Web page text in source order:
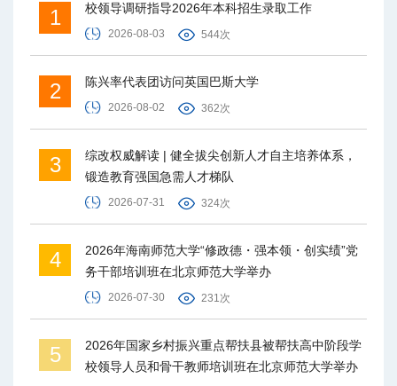
1 校领导调研指导2026年本科招生录取工作
2026-08-03 544次
2 陈兴率代表团访问英国巴斯大学
2026-08-02 362次
3
综改权威解读 | 健全拔尖创新人才自主培养体系，
锻造教育强国急需人才梯队
2026-07-31 324次
4
2026年海南师范大学“修政德・强本领・创实绩”党
务干部培训班在北京师范大学举办
2026-07-30 231次
5
2026年国家乡村振兴重点帮扶县被帮扶高中阶段学
校领导人员和骨干教师培训班在北京师范大学举办